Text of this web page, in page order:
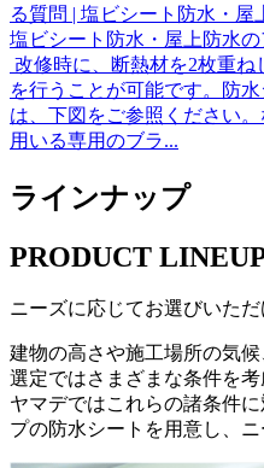
る質問 | 塩ビシート防水・
塩ビシート防水・屋上防水
改修時に、断熱材を2枚重
を行うことが可能です。防
は、下図をご参照ください
用いる専用のブラ...
ラインナップ
PRODUCT
ニーズに応じてお選びいた
建物の高さや施工場所の気
選定ではさまざまな条件を
ヤマデではこれらの諸条件
プの防水シートを用意し、ニ